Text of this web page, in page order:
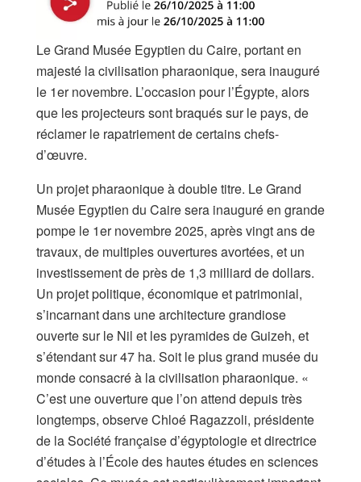
Le Grand Musée Egyptien du Caire, portant en
majesté la civilisation pharaonique, sera inauguré
le 1er novembre. L’occasion pour l’Égypte, alors
que les projecteurs sont braqués sur le pays, de
réclamer le rapatriement de certains chefs-
d’œuvre.
Un projet pharaonique à double titre. Le Grand
Musée Egyptien du Caire sera inauguré en grande
pompe le 1er novembre 2025, après vingt ans de
travaux, de multiples ouvertures avortées, et un
investissement de près de 1,3 milliard de dollars.
Un projet politique, économique et patrimonial,
s’incarnant dans une architecture grandiose
ouverte sur le Nil et les pyramides de Guizeh, et
s’étendant sur 47 ha. Soit le plus grand musée du
monde consacré à la civilisation pharaonique. «
C’est une ouverture que l’on attend depuis très
longtemps, observe Chloé Ragazzoli, présidente
de la Société française d’égyptologie et directrice
d’études à l’École des hautes études en sciences